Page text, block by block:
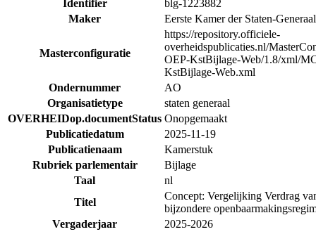
Identifier
blg-1223882
Maker
Eerste Kamer der Staten-Generaal
Masterconfiguratie
https://repository.officiele-
overheidspublicaties.nl/
OEP-KstBijlage-Web/1.8/xml/
KstBijlage-Web.xml
Ondernummer
AO
Organisatietype
staten generaal
OVERHEIDop.documentStatus Onopgemaakt
Publicatiedatum
2025-11-19
Publicatienaam
Kamerstuk
Rubriek parlementair
Bijlage
Taal
nl
Titel
Concept: Vergelijking Verdrag
bijzondere
Vergaderjaar
2025-2026